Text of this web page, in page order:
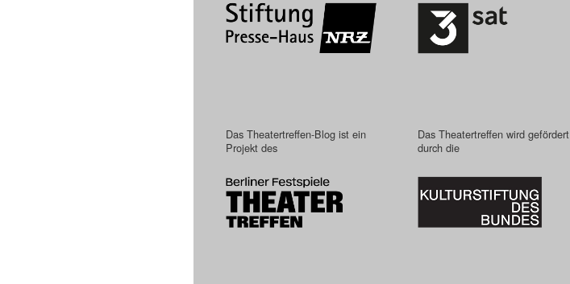
Das Theatertreffen-Blog ist ein
Projekt des
Das Theatertreffen wird gefördert
durch die